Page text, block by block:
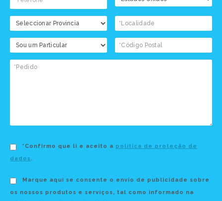
*Confirmo que li e aceito a política de proteção de
dados.
Marque aqui se consente o envio de publicidade sobre
os nossos produtos e serviços, tal como informado na